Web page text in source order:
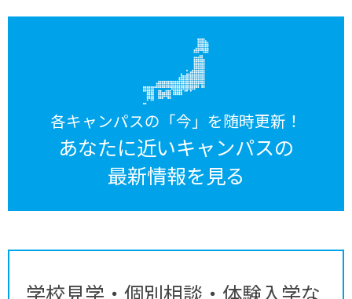
各キャンパスの「今」を随時更新！
あなたに近いキャンパスの
最新情報を見る
学校見学・個別相談・体験入学な